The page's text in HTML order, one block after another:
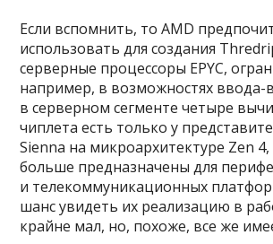
Если вспомнить, то AMD
использовать для создания
серверные процессоры EPYC,
например, в возможностях ввода-
в серверном сегменте четыре
чиплета есть только у
Sienna на микроархитектуре Zen
больше предназначены для
и телекоммуникационных
шанс увидеть их реализацию в
крайне мал, но, похоже, все же